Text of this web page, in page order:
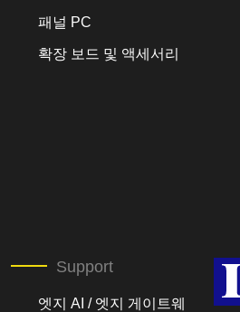
패널 PC
확장 보드 및 액세서리
Support
엣지 AI / 엣지 게이트웨